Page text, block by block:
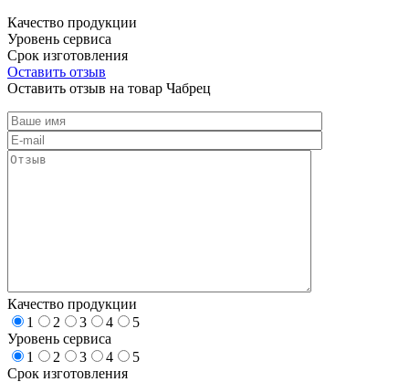
Качество продукции
Уровень сервиса
Срок изготовления
Оставить отзыв
Оставить отзыв на товар Чабрец
Качество продукции
1
2 3 4
5
Уровень сервиса
1
2 3 4
5
Срок изготовления